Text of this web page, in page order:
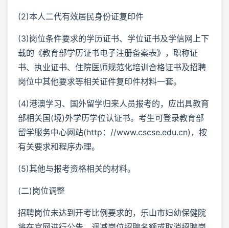
(2)本人二代有效居民身份证复印件
(3)岗位条件要求的学历证书、学位证书及学信网上下
载的《教育部学历证书电子注册备案表》，职称证
书、执业证书、住院医师规范化培训合格证书及招聘
岗位中其他要求等相关证件复印件材料一套。
(4)港澳学习、国外留学归来人员报考的，应出具教育
部相关国(境)外学历学位认证书。考生可登录教育部
留学服务中心网站(http：//www.cscse.edu.cn)，按
有关要求和程序办理。
(5)其他与报考资格相关的材料。
(二)岗位调整
招聘岗位未达到开考比例要求的，乐山市妇幼保健院